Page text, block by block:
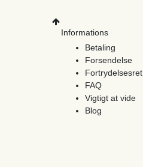
Informations
Betaling
Forsendelse
Fortrydelsesret
FAQ
Vigtigt at vide
Blog